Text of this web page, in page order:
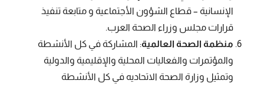
الإنسانية – قطاع الشؤون الأجتماعية و متابعة تنفيذ
قرارات مجلس وزراء الصحة العرب.
منظمة الصحة العالمية: المشاركة في كل الأنشطة
والمؤتمرات والفعاليات المحلية والإقليمية والدولية
وتمثيل وزارة الصحة الاتحاديه في كل الأنشطة